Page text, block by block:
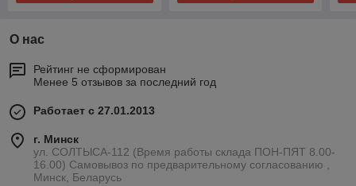
О нас
Рейтинг не сформирован
Менее 5 отзывов за последний год
Работает с 27.01.2013
г. Минск
ул. СОЛТЫСА-112 (Время работы склада ПОН-ПЯТ 8.00-
16.00) Самовывоз по предварительному согласованию ,
Минск, Беларусь